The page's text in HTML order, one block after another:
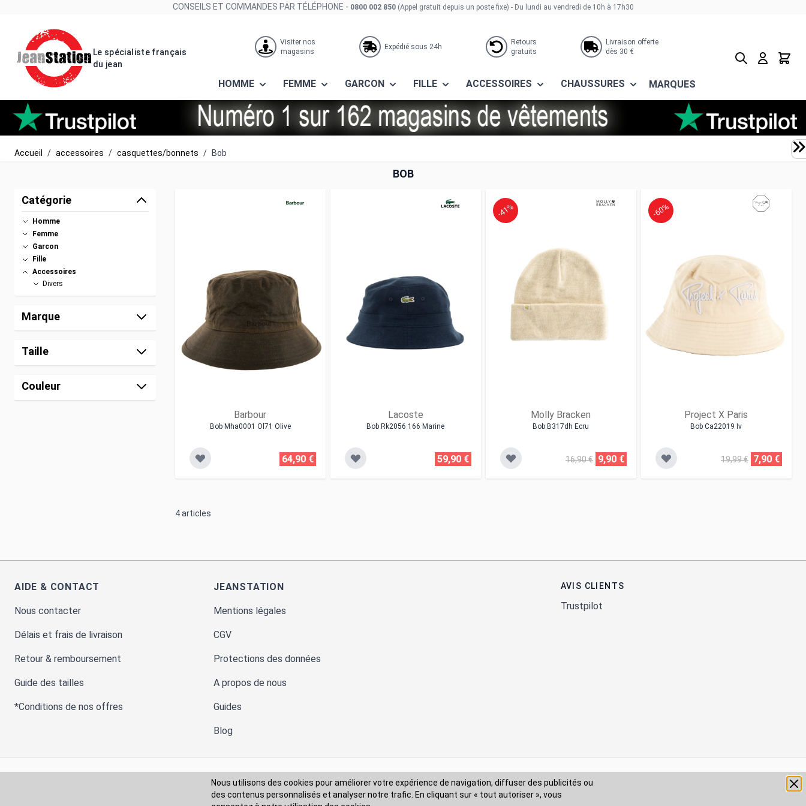
Nous utilisons des cookies pour améliorer votre expérience de navigation, diffuser des publicités ou
des contenus personnalisés et analyser notre trafic. En cliquant sur « tout autoriser », vous
CONSEILS ET COMMANDES PAR TÉLÉPHONE - 0800 002 850 (Appel gratuit depuis un poste fixe) - Du lundi au vendredi de 10h à 17h30
Le spécialiste français
du jean
Visiter nos
magasins
Expédié sous 24h
Retours
gratuits
Livraison offerte
dès 30 €
HOMME FEMME GARCON FILLE ACCESSOIRES CHAUSSURES MARQUES
Rechercher
Panier
Accueil / accessoires / casquettes/bonnets / Bob
BOB
Catégorie
Homme
Femme
Garcon
Fille
Accessoires
Divers
Sacs
Ceintures
Echarpes
Chaussures
Marque
Taille
Couleur
Barbour
Bob Mha0001 Ol71 Olive
64,90 €
Lacoste
Bob Rk2056 166 Marine
59,90 €
Molly Bracken
Bob B317dh Ecru
-41%
16,90 € 9,90 €
Project X Paris
Bob Ca22019 Iv
-60%
19,99 € 7,90 €
4articles
AIDE & CONTACT
Nous contacter
Délais et frais de livraison
Retour & remboursement
Guide des tailles
*Conditions de nos offres
JEANSTATION
Mentions légales
CGV
Protections des données
A propos de nous
Guides
Blog
AVIS CLIENTS
Trustpilot
Moyens de paiement Modes de livraison